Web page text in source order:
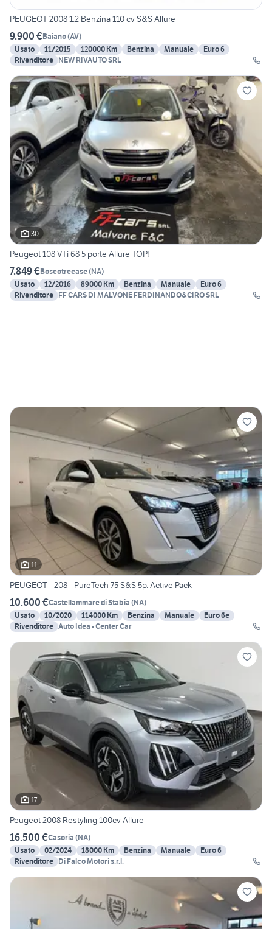
PEUGEOT 2008 1.2 Benzina 110 cv S&S Allure
9.900 €Baiano(AV)
Usato
11/2015 120000 Km Benzina Manuale
Euro 6
Rivenditore NEW RIVAUTO SRL
30
Peugeot 108 VTi 68 5 porte Allure TOP!
7.849 €Boscotrecase(NA)
Usato
12/2016 89000 Km Benzina Manuale
Euro 6
Rivenditore FF CARS DI MALVONE FERDINANDO&CIRO SRL
11
PEUGEOT - 208 - PureTech 75 S&S 5p. Active Pack
10.600 €Castellammare di Stabia (NA)
Usato
10/2020 114000 Km Benzina Manuale
Euro 6e
Rivenditore Auto Idea - Center Car
17
Peugeot 2008 Restyling 100cv Allure
16.500 €Casoria (NA)
Usato
02/2024 18000 Km Benzina Manuale
Euro 6
Rivenditore Di Falco Motori s.r.l.